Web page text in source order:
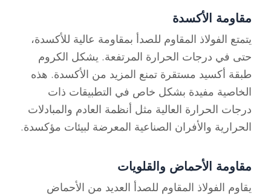
مقاومة الأكسدة
يتمتع الفولاذ المقاوم للصدأ بمقاومة عالية للأكسدة،
حتى في درجات الحرارة المرتفعة. يشكل الكروم
طبقة أكسيد مستقرة تمنع المزيد من الأكسدة. هذه
الخاصية مفيدة بشكل خاص في التطبيقات ذات
درجات الحرارة العالية مثل أنظمة العادم والمبادلات
الحرارية والأفران الصناعية المعرضة لبيئات مؤكسدة.
مقاومة الأحماض والقلويات
يقاوم الفولاذ المقاوم للصدأ العديد من الأحماض